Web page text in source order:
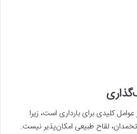
کلیدی برای بارداری است، زیرا
لقاح طبیعی امکان‌پذیر نیست.